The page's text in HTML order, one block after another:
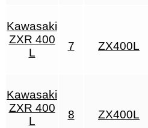
Kawasaki
ZXR 400
L
7 ZX400L
Kawasaki
ZXR 400
L
8 ZX400L